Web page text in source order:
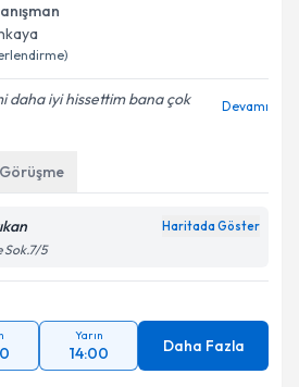
daha iyi hissettim bana çok
Devamı
Haritada Göster
Sok.7/5
Yarın
14:00 Daha Fazla